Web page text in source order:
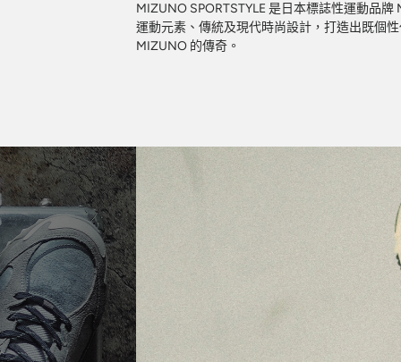
MIZUNO SPORTSTYLE 是日本標誌性運動品
運動元素、傳統及現代時尚設計，打造出既個
MIZUNO 的傳奇。